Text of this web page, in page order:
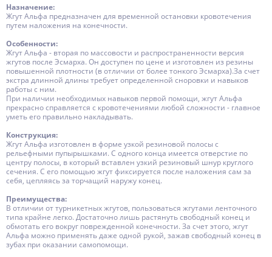
Назначение:
Жгут Альфа предназначен для временной остановки кровотечения
путем наложения на конечности.
Особенности:
Жгут Альфа - вторая по массовости и распространенности версия
жгутов после Эсмарха. Он доступен по цене и изготовлен из резины
повышенной плотности (в отличии от более тонкого Эсмарха).За счет
экстра длинной длины требует определенной сноровки и навыков
работы с ним.
При наличии необходимых навыков первой помощи, жгут Альфа
прекрасно справляется с кровотечениями любой сложности - главное
уметь его правильно накладывать.
Конструкция:
Жгут Альфа изготовлен в форме узкой резиновой полосы с
рельефными пупырышками. С одного конца имеется отверстие по
центру полосы, в который вставлен узкий резиновый шнур круглого
сечения. С его помощью жгут фиксируется после наложения сам за
себя, цепляясь за торчащий наружу конец.
Преимущества:
В отличии от турникетных жгутов, пользоваться жгутами ленточного
типа крайне легко. Достаточно лишь растянуть свободный конец и
обмотать его вокруг поврежденной конечности. За счет этого, жгут
Альфа можно применять даже одной рукой, зажав свободный конец в
зубах при оказании самопомощи.